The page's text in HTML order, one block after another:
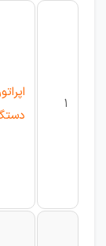
1